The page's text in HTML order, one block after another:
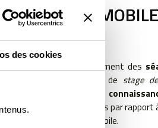
des cookies
42 propose également des
populaire, ce format de stage
et d’acquérir des
de nouvelles perspectives par rapport
sur circuit automobile.